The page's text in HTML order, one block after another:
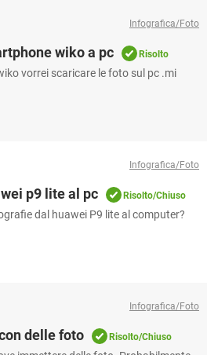
Infografica/Foto
wiko a pc Risolto
vorrei scaricare le foto sul pc .mi
Infografica/Foto
p9 lite al pc Risolto/Chiuso
dal huawei P9 lite al computer?
Infografica/Foto
delle foto Risolto/Chiuso